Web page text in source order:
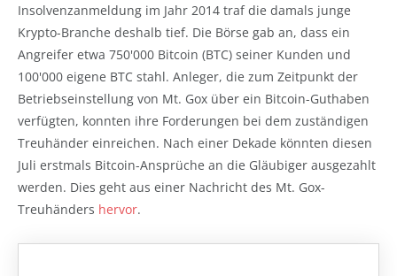
Insolvenzanmeldung im Jahr 2014 traf die damals junge
Krypto-Branche deshalb tief. Die Börse gab an, dass ein
Angreifer etwa 750'000 Bitcoin (BTC) seiner Kunden und
100'000 eigene BTC stahl. Anleger, die zum Zeitpunkt der
Betriebseinstellung von Mt. Gox über ein Bitcoin-Guthaben
verfügten, konnten ihre Forderungen bei dem zuständigen
Treuhänder einreichen. Nach einer Dekade könnten diesen
Juli erstmals Bitcoin-Ansprüche an die Gläubiger ausgezahlt
werden. Dies geht aus einer Nachricht des Mt. Gox-
Treuhänders hervor.